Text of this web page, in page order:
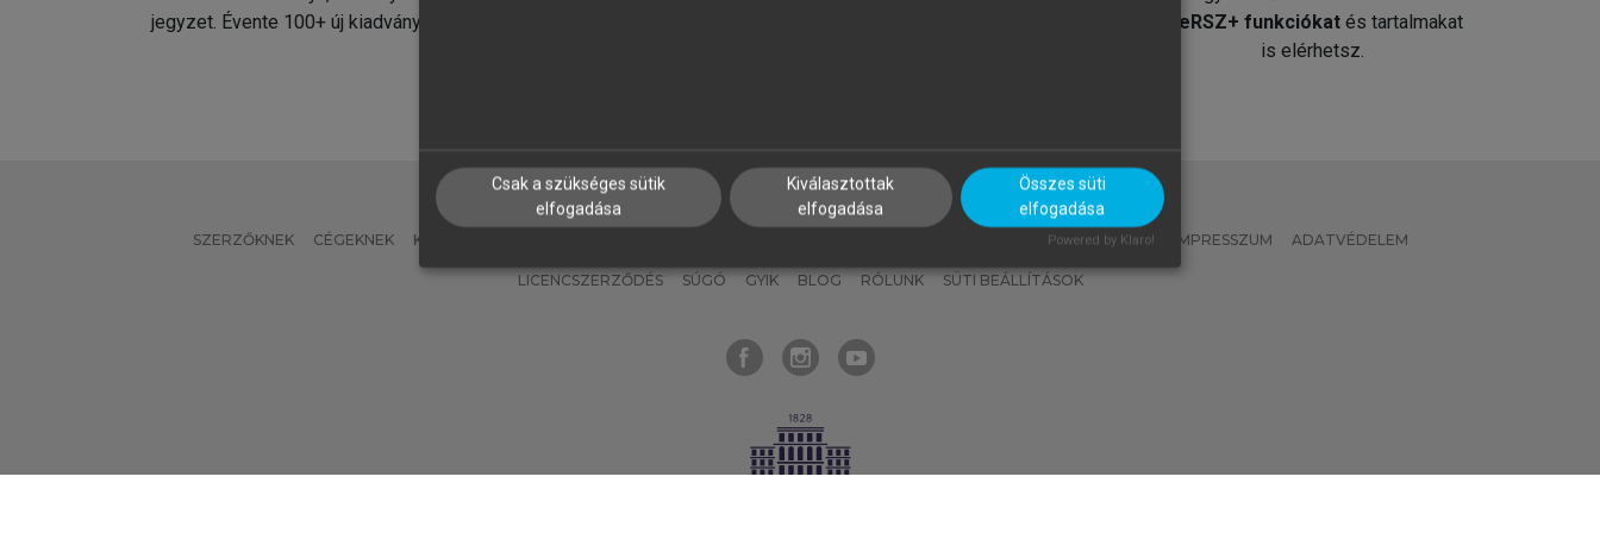
jegyzet. Évente 100+ új kiadvány.
MeRSZ+ funkciókat és tartalmakat
is elérhetsz.
SZERZŐKNEK CÉGEKNEK KÖNYVTÁROSOKNAK MI – ÁLTALÁNOS IRÁNYELVEK IMPRESSZUM ADATVÉDELEM
LICENCSZERZŐDÉS SÚGÓ GYIK BLOG RÓLUNK SÜTI BEÁLLÍTÁSOK
Csak a szükséges sütik
elfogadása
Kiválasztottak
elfogadása
Összes süti
elfogadása
Powered by Klaro!